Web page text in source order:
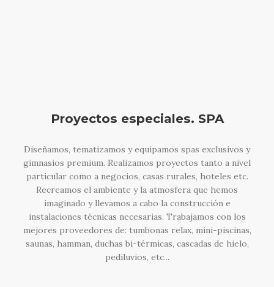
Proyectos especiales. SPA
Diseñamos, tematizamos y equipamos spas exclusivos y
gimnasios premium. Realizamos proyectos tanto a nivel
particular como a negocios, casas rurales, hoteles etc.
Recreamos el ambiente y la atmosfera que hemos
imaginado y llevamos a cabo la construcción e
instalaciones técnicas necesarias. Trabajamos con los
mejores proveedores de: tumbonas relax, mini-piscinas,
saunas, hamman, duchas bi-térmicas, cascadas de hielo,
pediluvios, etc...